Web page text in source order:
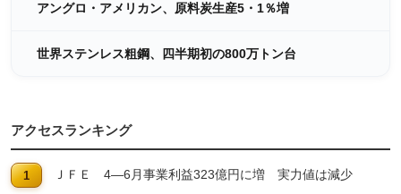
アングロ・アメリカン、原料炭生産5・1％増
世界ステンレス粗鋼、四半期初の800万トン台
アクセスランキング
ＪＦＥ 4―6月事業利益323億円に増 実力値は減少